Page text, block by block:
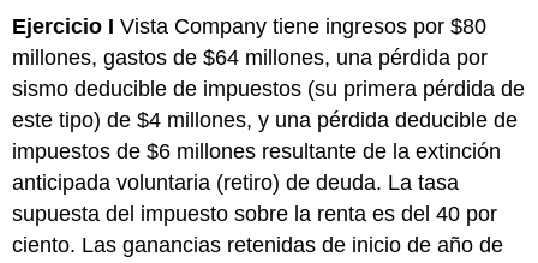
Ejercicio I Vista Company tiene ingresos por $80
millones, gastos de $64 millones, una pérdida por
sismo deducible de impuestos (su primera pérdida de
este tipo) de $4 millones, y una pérdida deducible de
impuestos de $6 millones resultante de la extinción
anticipada voluntaria (retiro) de deuda. La tasa
supuesta del impuesto sobre la renta es del 40 por
ciento. Las ganancias retenidas de inicio de año de